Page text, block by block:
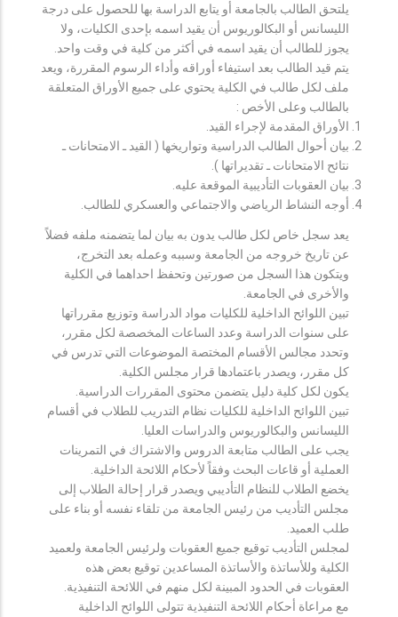
يلتحق الطالب بالجامعة أو يتابع الدراسة بها للحصول على درجة
الليسانس أو البكالوريوس أن يقيد اسمه بإحدى الكليات، ولا
يجوز للطالب أن يقيد اسمه في أكثر من كلية في وقت واحد.
يتم قيد الطالب بعد استيفاء أوراقه وأداء الرسوم المقررة، ويعد
ملف لكل طالب في الكلية يحتوي على جميع الأوراق المتعلقة
بالطالب وعلى الأخص :
الأوراق المقدمة لإجراء القيد.
بيان أحوال الطالب الدراسية وتواريخها ( القيد ـ الامتحانات ـ
نتائح الامتحانات ـ تقديراتها ).
بيان العقوبات التأديبية الموقعة عليه.
أوجه النشاط الرياضي والاجتماعي والعسكري للطالب.
يعد سجل خاص لكل طالب يدون به بيان لما يتضمنه ملفه فضلاً
عن تاريخ خروجه من الجامعة وسببه وعمله بعد التخرج،
ويتكون هذا السجل من صورتين وتحفظ احداهما في الكلية
والأخرى في الجامعة.
تبين اللوائح الداخلية للكليات مواد الدراسة وتوزيع مقرراتها
على سنوات الدراسة وعدد الساعات المخصصة لكل مقرر،
وتحدد مجالس الأقسام المختصة الموضوعات التي تدرس في
كل مقرر، ويصدر باعتمادها قرار مجلس الكلية.
يكون لكل كلية دليل يتضمن محتوى المقررات الدراسية.
تبين اللوائح الداخلية للكليات نظام التدريب للطلاب في أقسام
الليسانس والبكالوريوس والدراسات العليا.
يجب على الطالب متابعة الدروس والاشتراك في التمرينات
العملية أو قاعات البحث وفقاً لأحكام اللائحة الداخلية.
يخضع الطلاب للنظام التأديبي ويصدر قرار إحالة الطلاب إلى
مجلس التأديب من رئيس الجامعة من تلقاء نفسه أو بناء على
طلب العميد.
لمجلس التأديب توقيع جميع العقوبات ولرئيس الجامعة ولعميد
الكلية وللأساتذة والأساتذة المساعدين توقيع بعض هذه
العقوبات في الحدود المبينة لكل منهم في اللائحة التنفيذية.
مع مراعاة أحكام اللائحة التنفيذية تتولى اللوائح الداخلية